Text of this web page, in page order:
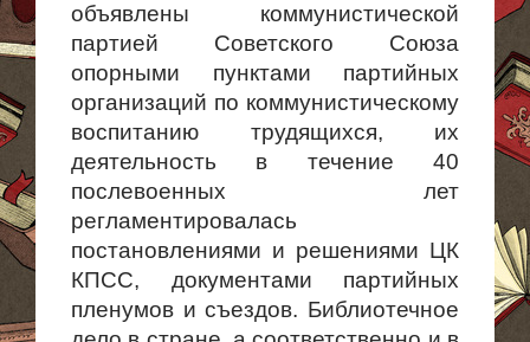
объявлены коммунистической
партией Советского Союза
опорными пунктами пар­тийных
организаций по коммунистическому
воспитанию трудящихся, их
деятельность в течение 40
послевоенных лет
регламентировалась
постановлениями и решениями ЦК
КПСС, документами партийных
пленумов и съездов. Библиотечное